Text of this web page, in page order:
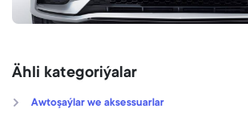
Ähli kategoriýalar
Awtoşaýlar we aksessuarlar